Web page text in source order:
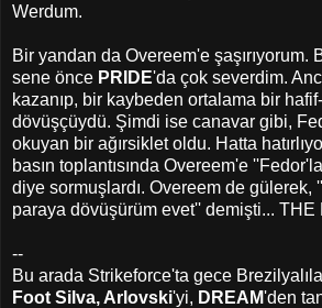
Werdum.
Bir yandan da Overeem'e şaşırıyorum.
sene önce PRIDE'da çok severdim.
kazanıp, bir kaybeden ortalama bir
dövüşçüydü. Şimdi ise canavar gibi,
okuyan bir ağırsiklet oldu. Hatta
basın toplantısında Overeem'e
diye sormuşlardı. Overeem de gülerek,
paraya dövüşürüm evet'' demişti... THE
--
Bu arada Strikeforce'ta gece
Foot Silva, Arlovski'yi, DREAM'den